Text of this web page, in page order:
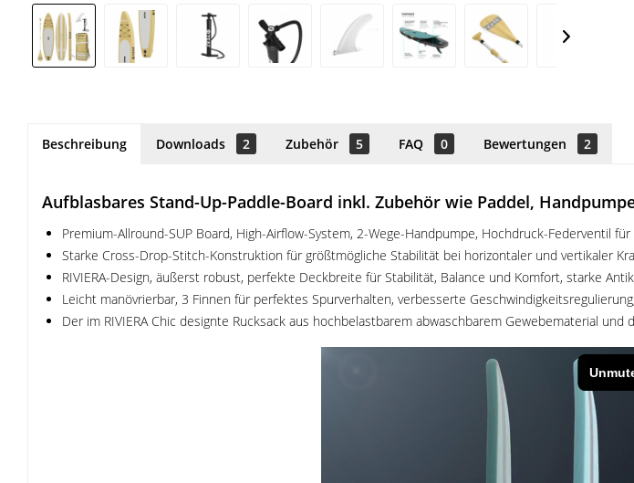
Beschreibung Downloads 2 Zubehör 5 FAQ 0 Bewertungen 2
Aufblasbares Stand-Up-Paddle-Board inkl. Zubehör wie Paddel,
Premium-Allround-SUP Board, High-Airflow-System, 2-Wege-Handpumpe, Hochdruck-Federventil
Starke Cross-Drop-Stitch-Konstruktion für größtmögliche Stabilität bei horizontaler und vertikaler
RIVIERA-Design, äußerst robust, perfekte Deckbreite für Stabilität, Balance und Komfort, starke
Leicht manövrierbar, 3 Finnen für perfektes Spurverhalten, verbesserte
Der im RIVIERA Chic designte Rucksack aus hochbelastbarem abwaschbarem Gewebematerial